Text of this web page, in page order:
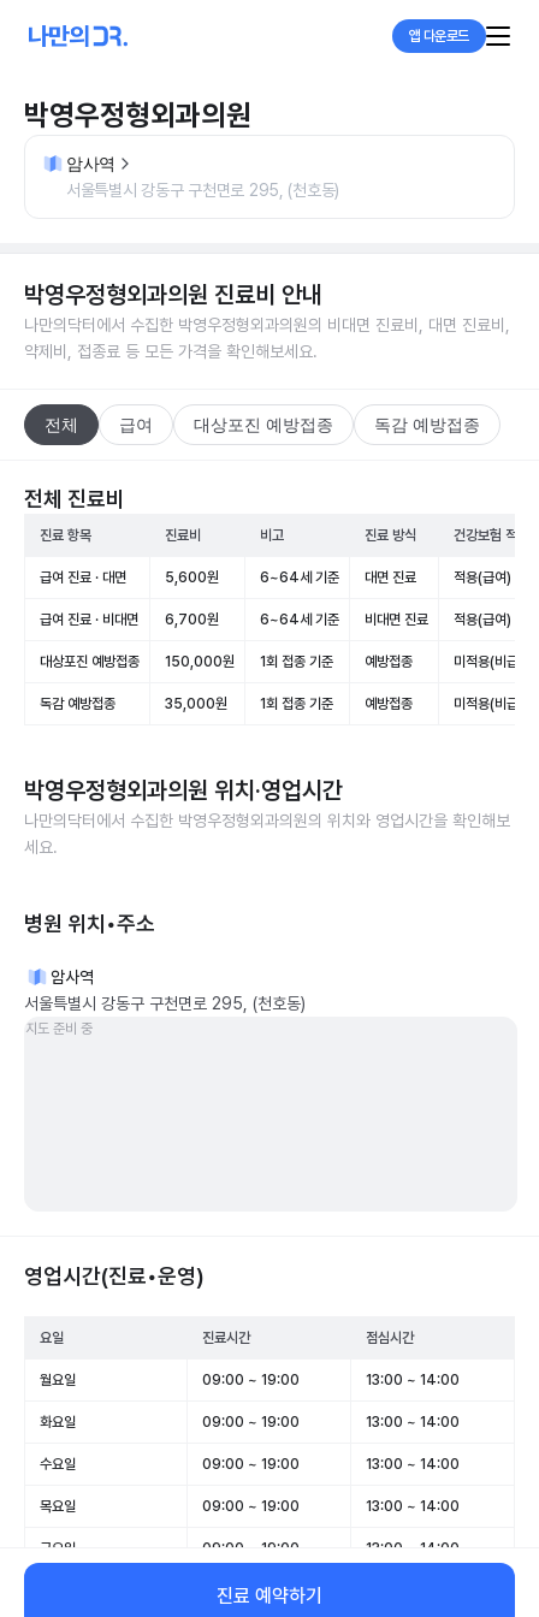
앱 다운로드
박영우정형외과의원
암사역
서울특별시 강동구 구천면로 295, (천호동)
박영우정형외과의원 진료비 안내
나만의닥터에서 수집한 박영우정형외과의원의 비대면 진료비, 대면 진료비,
약제비, 접종료 등 모든 가격을 확인해보세요.
전체 급여 대상포진 예방접종 독감 예방접종
전체 진료비
진료 항목 진료비 비고 진료 방식 건강보험 적용
급여 진료 · 대면 5,600원 6~64세 기준 대면 진료 적용(급여)
급여 진료 · 비대면 6,700원 6~64세 기준 비대면 진료 적용(급여)
대상포진 예방접종 150,000원 1회 접종 기준 예방접종 미적용(비급여)
독감 예방접종 35,000원 1회 접종 기준 예방접종 미적용(비급여)
박영우정형외과의원 위치·영업시간
나만의닥터에서 수집한 박영우정형외과의원의 위치와 영업시간을 확인해보
세요.
병원 위치•주소
암사역
서울특별시 강동구 구천면로 295, (천호동)
지도 준비 중
영업시간(진료•운영)
요일 진료시간 점심시간
월요일 09:00 ~ 19:00 13:00 ~ 14:00
화요일 09:00 ~ 19:00 13:00 ~ 14:00
수요일 09:00 ~ 19:00 13:00 ~ 14:00
목요일 09:00 ~ 19:00 13:00 ~ 14:00
금요일 09:00 ~ 19:00 13:00 ~ 14:00
09:00 ~ 15:00
진료 예약하기